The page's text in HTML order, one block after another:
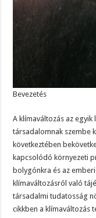
Bevezetés
A klímaváltozás az
társadalomnak szembe
következtében
kapcsolódó környezeti
bolygónkra és az
klímaváltozásról való
társadalmi tudatosság
cikkben a klímaváltozás